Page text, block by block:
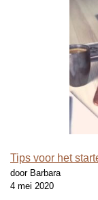
Tips voor het
door Barbara
4 mei 2020